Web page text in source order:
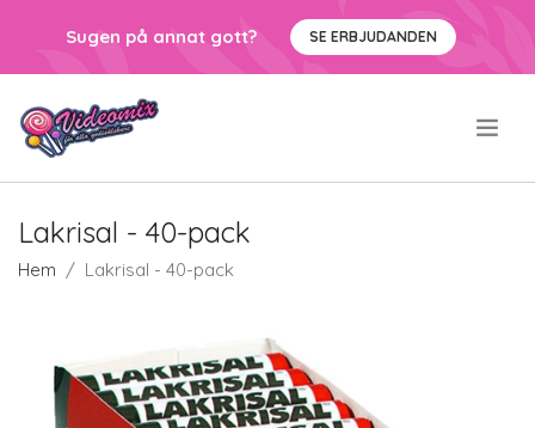
Sugen på annat gott? SE ERBJUDANDEN
Lakrisal - 40-pack
Hem Lakrisal - 40-pack